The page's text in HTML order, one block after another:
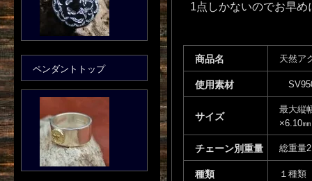
1点しかないのでお早め
商品名 天然ア
使用素材
サイズ
最大縦
×6.10㎜
チェーン別重量 総重量
種類 １種類
ペンダントトップ